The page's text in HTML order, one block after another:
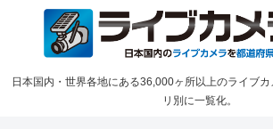
日本国内・世界各地にある36,000ヶ所以上のライブ
リ別に一覧化。